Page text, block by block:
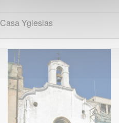
Casa Yglesias